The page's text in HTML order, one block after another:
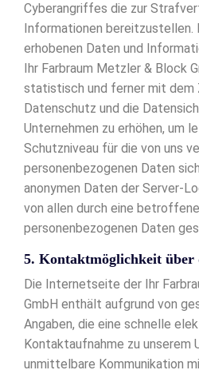
Cyberangriffes die zur
Informationen bereitzustellen.
erhobenen Daten und
Ihr Farbraum Metzler & Block
statistisch und ferner mit dem
Datenschutz und die
Unternehmen zu erhöhen, um
Schutzniveau für die von uns
personenbezogenen Daten
anonymen Daten der Server-
von allen durch eine
personenbezogenen Daten
5. Kontaktmöglichkeit über
Die Internetseite der Ihr
GmbH enthält aufgrund von
Angaben, die eine schnelle
Kontaktaufnahme zu unserem
unmittelbare Kommunikation